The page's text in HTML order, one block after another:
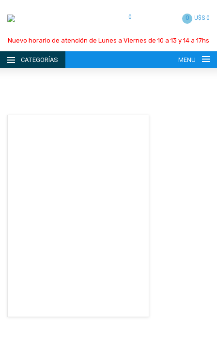
0 0 U$S 0
Nuevo horario de atención de Lunes a Viernes de 10 a 13 y 14 a 17hs
CATEGORÍAS MENU